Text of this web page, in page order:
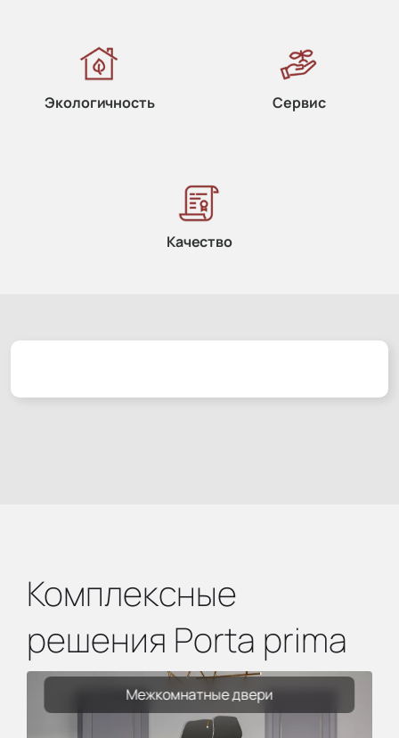
Экологичность Сервис
Качество
Комплексные
решения Porta prima
Межкомнатные двери